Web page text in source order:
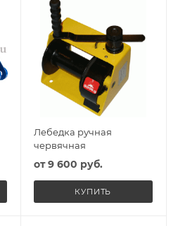
Лебедка ручная
червячная
от9 600 руб.
КУПИТЬ